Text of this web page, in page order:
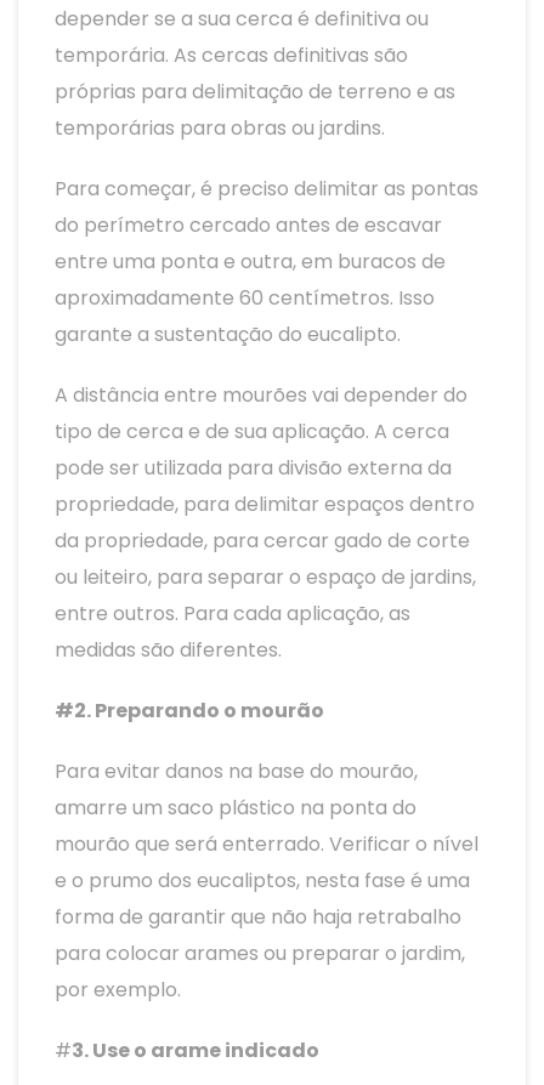
depender se a sua cerca é definitiva ou
temporária. As cercas definitivas são
próprias para delimitação de terreno e as
temporárias para obras ou jardins.
Para começar, é preciso delimitar as pontas
do perímetro cercado antes de escavar
entre uma ponta e outra, em buracos de
aproximadamente 60 centímetros. Isso
garante a sustentação do eucalipto.
A distância entre mourões vai depender do
tipo de cerca e de sua aplicação. A cerca
pode ser utilizada para divisão externa da
propriedade, para delimitar espaços dentro
da propriedade, para cercar gado de corte
ou leiteiro, para separar o espaço de jardins,
entre outros. Para cada aplicação, as
medidas são diferentes.
#2. Preparando o mourão
Para evitar danos na base do mourão,
amarre um saco plástico na ponta do
mourão que será enterrado. Verificar o nível
e o prumo dos eucaliptos, nesta fase é uma
forma de garantir que não haja retrabalho
para colocar arames ou preparar o jardim,
por exemplo.
#3. Use o arame indicado